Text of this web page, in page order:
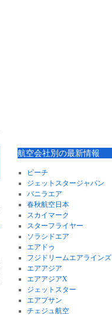
航空会社別の最新情報
ピーチ
ジェットスタージャパン
バニラエア
春秋航空日本
スカイマーク
スターフライヤー
ソラシドエア
エアドゥ
フジドリームエアラインズ
エアアジア
エアアジアX
ジェットスター
エアプサン
チェジュ航空